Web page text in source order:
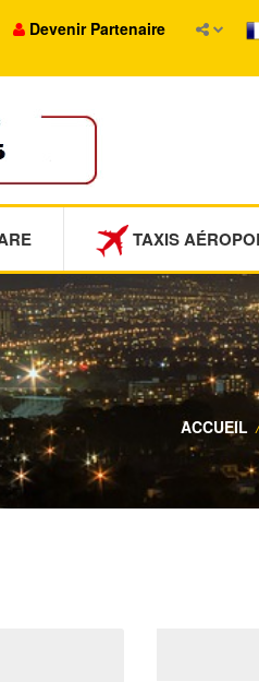
Devenir Partenaire
TAXIS
ACCUEIL /